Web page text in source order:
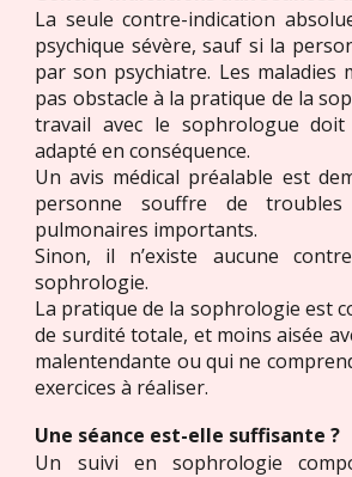
La seule contre-indication
psychique sévère, sauf si la
par son psychiatre. Les maladies
pas obstacle à la pratique de la
travail avec le sophrologue
adapté en conséquence.
Un avis médical préalable est
personne souffre de troubles
pulmonaires importants.
Sinon, il n’existe aucune
sophrologie.
La pratique de la sophrologie est
de surdité totale, et moins aisée
malentendante ou qui ne
exercices à réaliser.
Une séance est-elle suffisante ?
Un suivi en sophrologie